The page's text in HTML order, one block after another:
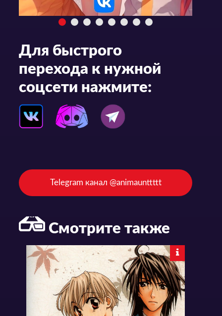
Для быстрого
перехода к нужной
соцсети нажмите:
Telegram канал @animaunttttt
Смотрите также